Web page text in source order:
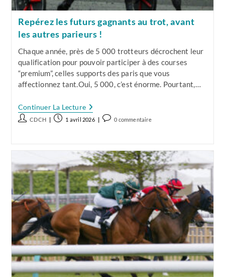
Repérez les futurs gagnants au trot, avant
les autres parieurs !
Chaque année, près de 5 000 trotteurs décrochent leur
qualification pour pouvoir participer à des courses
“premium”, celles supports des paris que vous
affectionnez tant.Oui, 5 000, c’est énorme. Pourtant,…
Continuer La LectureRepérez
Les
Futurs
Avant
Les
Autres
Parieurs
!
Auteur/autrice
CDCH
Publication
1 avril 2026
Commentaires
publication :
0 commentaire